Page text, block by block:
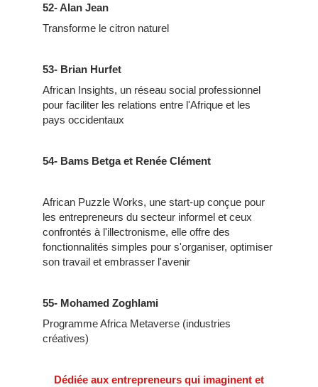
52- Alan Jean
Transforme le citron naturel
53- Brian Hurfet
African Insights, un réseau social professionnel
pour faciliter les relations entre l'Afrique et les
pays occidentaux
54- Bams Betga et Renée Clément
African Puzzle Works, une start-up conçue pour
les entrepreneurs du secteur informel et ceux
confrontés à l'illectronisme, elle offre des
fonctionnalités simples pour s'organiser, optimiser
son travail et embrasser l'avenir
55- Mohamed Zoghlami
Programme Africa Metaverse (industries
créatives)
Dédiée aux entrepreneurs qui imaginent et